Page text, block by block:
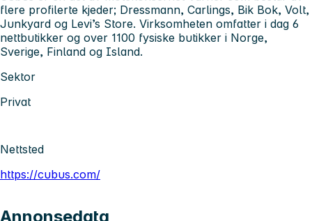
flere profilerte kjeder; Dressmann, Carlings, Bik Bok, Volt,
Junkyard og Levi’s Store. Virksomheten omfatter i dag 6
nettbutikker og over 1100 fysiske butikker i Norge,
Sverige, Finland og Island.
Sektor
Privat
Nettsted
https://cubus.com/
Annonsedata